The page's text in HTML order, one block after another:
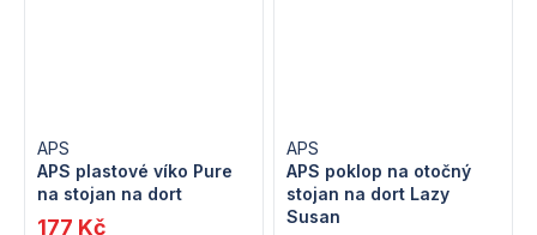
APS plastové víko Pure
na stojan na dort
APS
177 Kč
APS poklop na otočný
stojan na dort Lazy
Susan
APS